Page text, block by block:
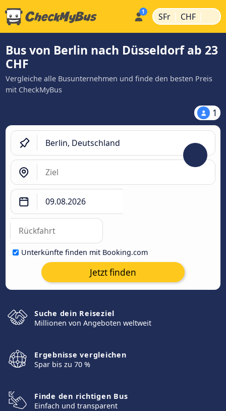
SFr | CHF |
Bus von Berlin nach Düsseldorf ab 23
CHF
Vergleiche alle Busunternehmen und finde den besten Preis
mit CheckMyBus
1
Unterkünfte finden mit Booking.com
Jetzt finden
Suche dein Reiseziel
Millionen von Angeboten weltweit
Ergebnisse vergleichen
Spar bis zu 70 %
Finde den richtigen Bus
Einfach und transparent